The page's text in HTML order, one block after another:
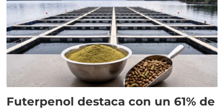
Futerpenol destaca con un 61% de